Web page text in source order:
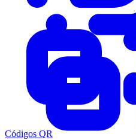
Códigos QR